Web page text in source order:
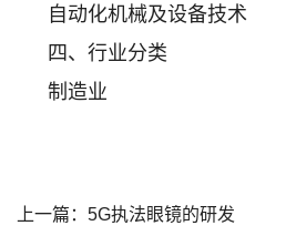
自动化机械及设备技术
四、行业分类
制造业
上一篇： 5G执法眼镜的研发